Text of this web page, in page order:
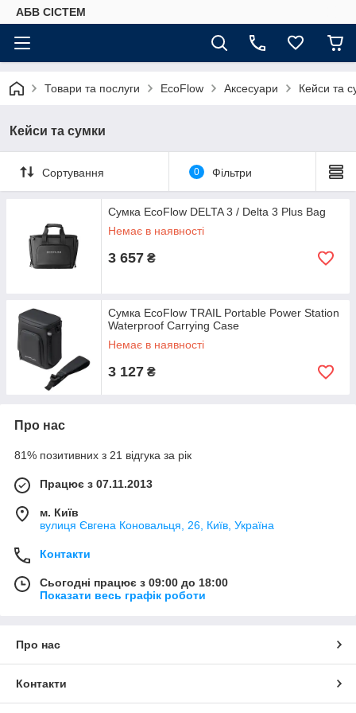
АБВ СІСТЕМ
Товари та послуги EcoFlow Аксесуари Кейси та
Кейси та сумки
Сортування 0 Фільтри
Сумка EcoFlow DELTA 3 / Delta 3 Plus Bag
Немає в наявності
3 657 ₴
Сумка EcoFlow TRAIL Portable Power Station
Waterproof Carrying Case
Немає в наявності
3 127 ₴
Про нас
81% позитивних з 21 відгука за рік
Працює з 07.11.2013
м. Київ
вулиця Євгена Коновальця, 26, Київ, Україна
Контакти
Сьогодні працює з 09:00 до 18:00
Показати весь графік роботи
Про нас
Контакти